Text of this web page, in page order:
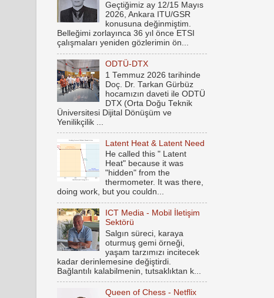
Geçtiğimiz ay 12/15 Mayıs
2026, Ankara ITU/GSR
konusuna değinmiştim.
Belleğimi zorlayınca 36 yıl önce ETSI
çalışmaları yeniden gözlerimin ön...
ODTÜ-DTX
1 Temmuz 2026 tarihinde
Doç. Dr. Tarkan Gürbüz
hocamızın daveti ile ODTÜ
DTX (Orta Doğu Teknik
Üniversitesi Dijital Dönüşüm ve
Yenilikçilik ...
Latent Heat & Latent Need
He called this " Latent
Heat" because it was
"hidden" from the
thermometer. It was there,
doing work, but you couldn...
ICT Media - Mobil İletişim
Sektörü
Salgın süreci, karaya
oturmuş gemi örneği,
yaşam tarzımızı incitecek
kadar derinlemesine değiştirdi.
Bağlantılı kalabilmenin, tutsaklıktan k...
Queen of Chess - Netflix